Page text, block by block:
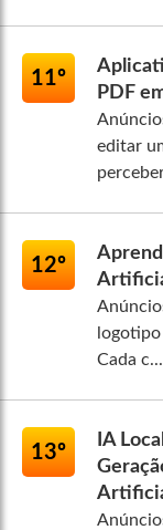
11º
PDF
editar
12º
Cada c...
13º
IA